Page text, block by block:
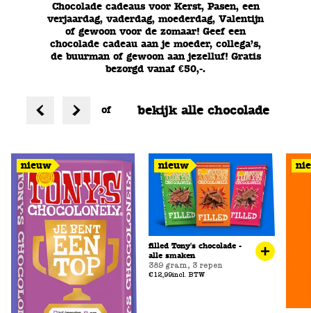
Chocolade cadeaus voor Kerst, Pasen, een
verjaardag, vaderdag, moederdag, Valentijn
of gewoon voor de zomaar! Geef een
chocolade cadeau aan je moeder, collega’s,
de buurman of gewoon aan jezelluf! Gratis
bezorgd vanaf €50,-.
of bekijk alle chocolade
nieuw nieuw
filled Tony's chocolade -
alle smaken
389 gram, 3 repen
€12,99incl. BTW